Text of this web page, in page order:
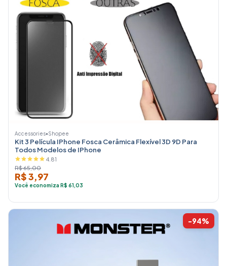
Accessories•Shopee
Kit 3 Película IPhone Fosca Cerâmica Flexível 3D 9D Para
Todos Modelos de IPhone
4.81
R$ 65,00
R$ 3,97
Você economiza R$ 61,03
-94%